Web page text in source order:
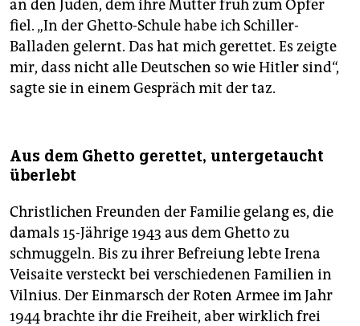
an den Juden, dem ihre Mutter früh zum Opfer
fiel. „In der Ghetto-Schule habe ich Schiller-
Balladen gelernt. Das hat mich gerettet. Es zeigte
mir, dass nicht alle Deutschen so wie Hitler sind“,
sagte sie in einem Gespräch mit der taz.
Aus dem Ghetto gerettet, untergetaucht
überlebt
Christlichen Freunden der Familie gelang es, die
damals 15-Jährige 1943 aus dem Ghetto zu
schmuggeln. Bis zu ihrer Befreiung lebte Irena
Veisaite versteckt bei verschiedenen Familien in
Vilnius. Der Einmarsch der Roten Armee im Jahr
1944 brachte ihr die Freiheit, aber wirklich frei